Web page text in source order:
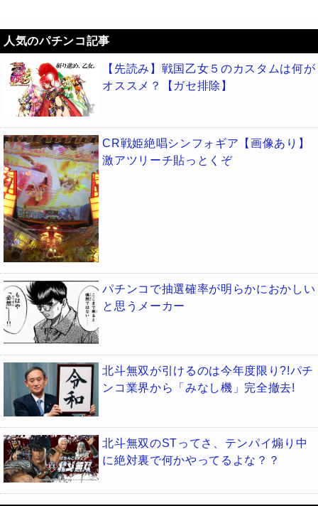
人気のパチンコ記事
【先読み】戦国乙女５のカスタムは何が
オススメ？【ガセ排除】
CR戦姫絶唱シンフォギア【画像あり】
激アツリーチ貼っとくぞ
パチンコで抽選確率が明らかにおかしい
と思うメーカー
北斗無双が引けるのは今年度限り?!パチ
ンコ業界から「みなし機」完全撤去!
北斗無双のSTってさ、テンパイ煽り中
に絶対裏で何かやってるよな？？